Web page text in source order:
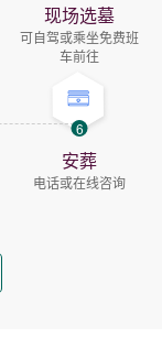
现场选墓
可自驾或乘坐免费班
车前往
6
安葬
电话或在线咨询